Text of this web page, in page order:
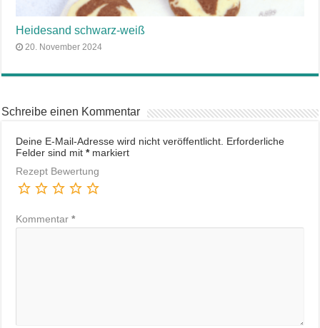
Heidesand schwarz-weiß
20. November 2024
Schreibe einen Kommentar
Deine E-Mail-Adresse wird nicht veröffentlicht. Erforderliche
Felder sind mit*markiert
Rezept Bewertung
Kommentar*